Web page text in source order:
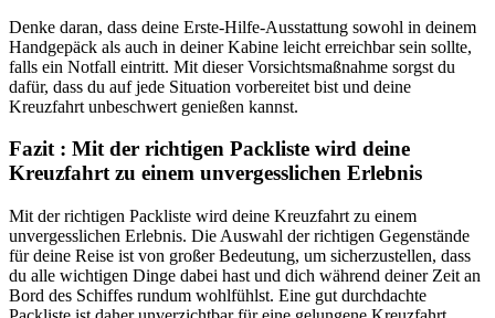
Denke daran, dass deine Erste-Hilfe-Ausstattung sowohl in deinem
Handgepäck als auch in deiner Kabine leicht erreichbar sein sollte,
falls ein Notfall eintritt. Mit dieser Vorsichtsmaßnahme sorgst du
dafür, dass du auf jede Situation vorbereitet bist und deine
Kreuzfahrt unbeschwert genießen kannst.
Fazit : Mit der richtigen Packliste wird deine
Kreuzfahrt zu einem unvergesslichen Erlebnis
Mit der richtigen Packliste wird deine Kreuzfahrt zu einem
unvergesslichen Erlebnis. Die Auswahl der richtigen Gegenstände
für deine Reise ist von großer Bedeutung, um sicherzustellen, dass
du alle wichtigen Dinge dabei hast und dich während deiner Zeit an
Bord des Schiffes rundum wohlfühlst. Eine gut durchdachte